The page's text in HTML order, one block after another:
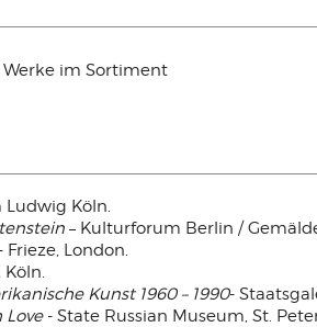
im Sortiment
Ludwig Köln.
– Kulturforum Berlin /
Frieze, London.
Köln.
Kunst 1960 – 1990-
Love- State Russian Museum, St.